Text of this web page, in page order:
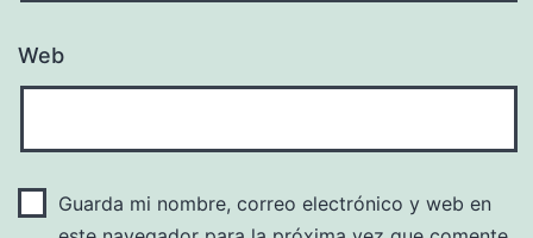
Web
Guarda mi nombre, correo electrónico y web en